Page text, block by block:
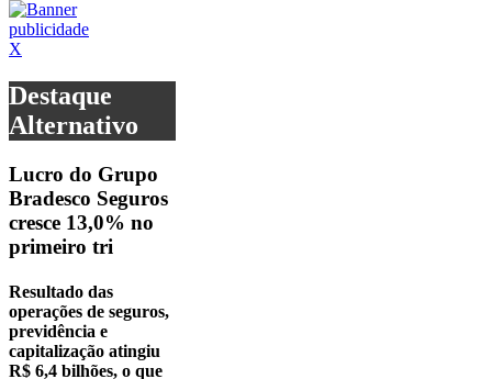
X
Destaque
Alternativo
Lucro do Grupo
Bradesco Seguros
cresce 13,0% no
primeiro tri
Resultado das
operações de seguros,
previdência e
capitalização atingiu
R$ 6,4 bilhões, o que